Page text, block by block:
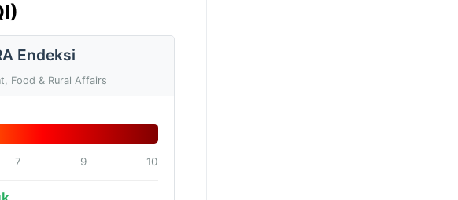
Endeksi
Food & Rural Affairs
7 9 10